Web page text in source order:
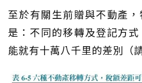
至於有關生前贈與不動產
是：不同的移轉及登記方
能就有十萬八千里的差別（